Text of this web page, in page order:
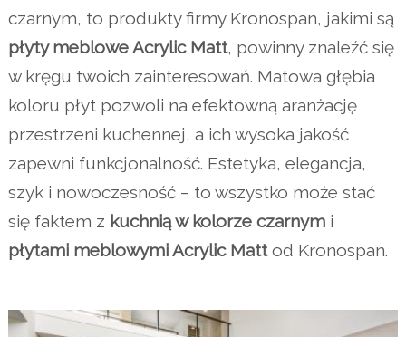
czarnym, to produkty firmy Kronospan, jakimi są
płyty meblowe Acrylic Matt, powinny znaleźć się
w kręgu twoich zainteresowań. Matowa głębia
koloru płyt pozwoli na efektowną aranżację
przestrzeni kuchennej, a ich wysoka jakość
zapewni funkcjonalność. Estetyka, elegancja,
szyk i nowoczesność – to wszystko może stać
się faktem z kuchnią w kolorze czarnymi
płytami meblowymi Acrylic Mattod Kronospan.